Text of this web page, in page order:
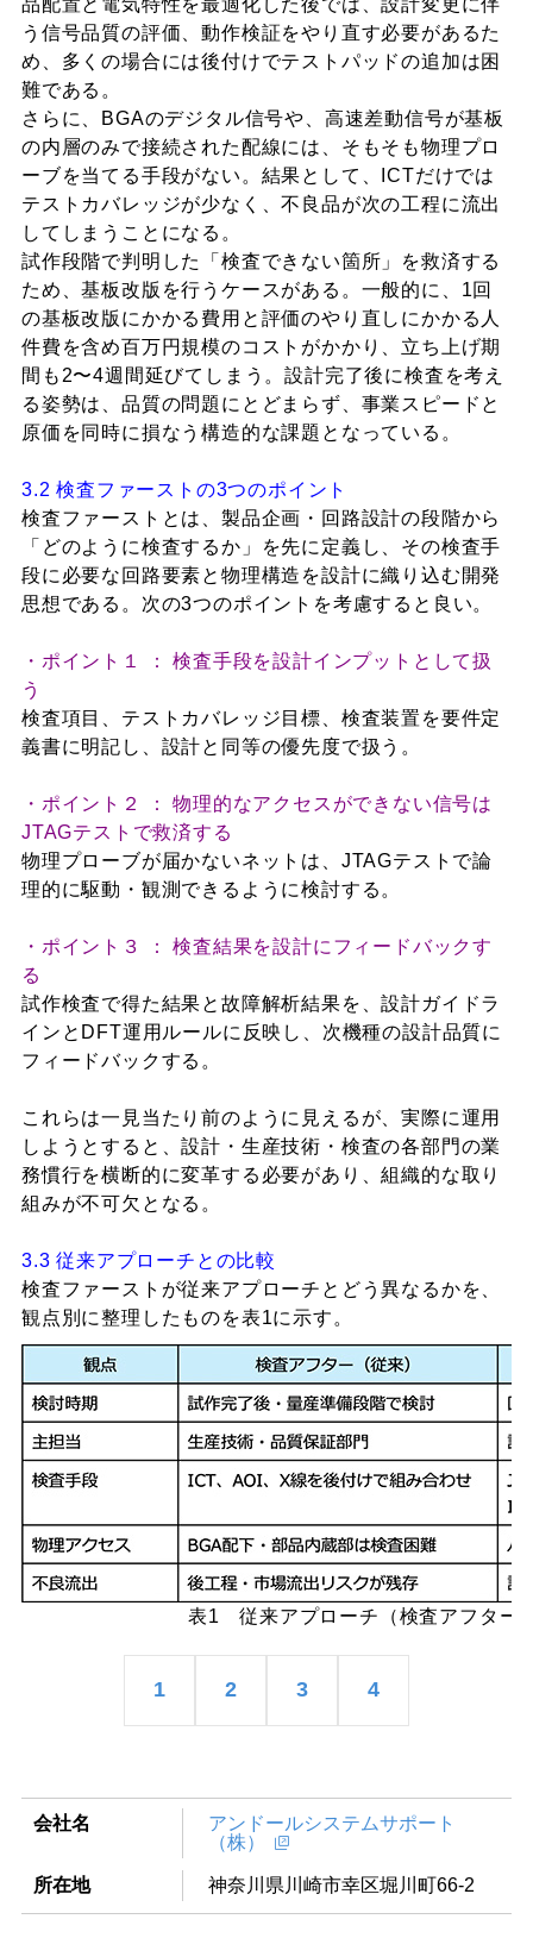
う信号品質の評価、動作検証をやり直す必要があるた
め、多くの場合には後付けでテストパッドの追加は困
難である。
さらに、BGAのデジタル信号や、高速差動信号が基板
の内層のみで接続された配線には、そもそも物理プロ
ーブを当てる手段がない。結果として、ICTだけでは
テストカバレッジが少なく、不良品が次の工程に流出
してしまうことになる。
試作段階で判明した「検査できない箇所」を救済する
ため、基板改版を行うケースがある。一般的に、1回
の基板改版にかかる費用と評価のやり直しにかかる人
件費を含め百万円規模のコストがかかり、立ち上げ期
間も2〜4週間延びてしまう。設計完了後に検査を考え
る姿勢は、品質の問題にとどまらず、事業スピードと
原価を同時に損なう構造的な課題となっている。
3.2 検査ファーストの3つのポイント
検査ファーストとは、製品企画・回路設計の段階から
「どのように検査するか」を先に定義し、その検査手
段に必要な回路要素と物理構造を設計に織り込む開発
思想である。次の3つのポイントを考慮すると良い。
・ポイント１ ： 検査手段を設計インプットとして扱
う
検査項目、テストカバレッジ目標、検査装置を要件定
義書に明記し、設計と同等の優先度で扱う。
・ポイント２ ： 物理的なアクセスができない信号は
JTAGテストで救済する
物理プローブが届かないネットは、JTAGテストで論
理的に駆動・観測できるように検討する。
・ポイント３ ： 検査結果を設計にフィードバックす
る
試作検査で得た結果と故障解析結果を、設計ガイドラ
インとDFT運用ルールに反映し、次機種の設計品質に
フィードバックする。
これらは一見当たり前のように見えるが、実際に運用
しようとすると、設計・生産技術・検査の各部門の業
務慣行を横断的に変革する必要があり、組織的な取り
組みが不可欠となる。
3.3 従来アプローチとの比較
検査ファーストが従来アプローチとどう異なるかを、
観点別に整理したものを表1に示す。
表1 従来アプローチ（検査アフター
1 2 3 4
会社名
アンドールシステムサポート
（株）
所在地 神奈川県川崎市幸区堀川町66-2